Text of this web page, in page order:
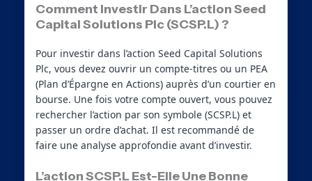
Comment Investir Dans L’action Seed
Capital Solutions Plc (SCSP.L) ?
Pour investir dans l’action Seed Capital Solutions
Plc, vous devez ouvrir un compte-titres ou un PEA
(Plan d’Épargne en Actions) auprès d’un courtier en
bourse. Une fois votre compte ouvert, vous pouvez
rechercher l’action par son symbole (SCSP.L) et
passer un ordre d’achat. Il est recommandé de
faire une analyse approfondie avant d’investir.
L’action SCSP.L Est-Elle Une Bonne